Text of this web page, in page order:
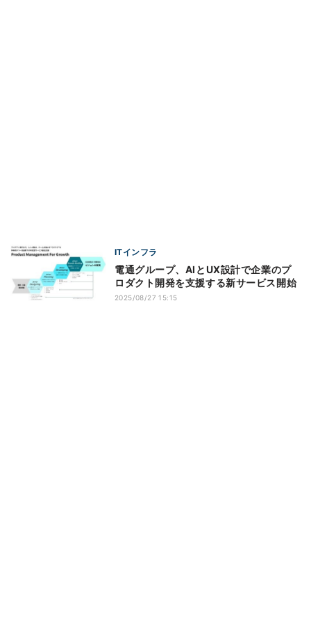
ITインフラ
電通グループ、AIとUX設計で企業のプ
ロダクト開発を支援する新サービス開始
2025/08/27 15:15